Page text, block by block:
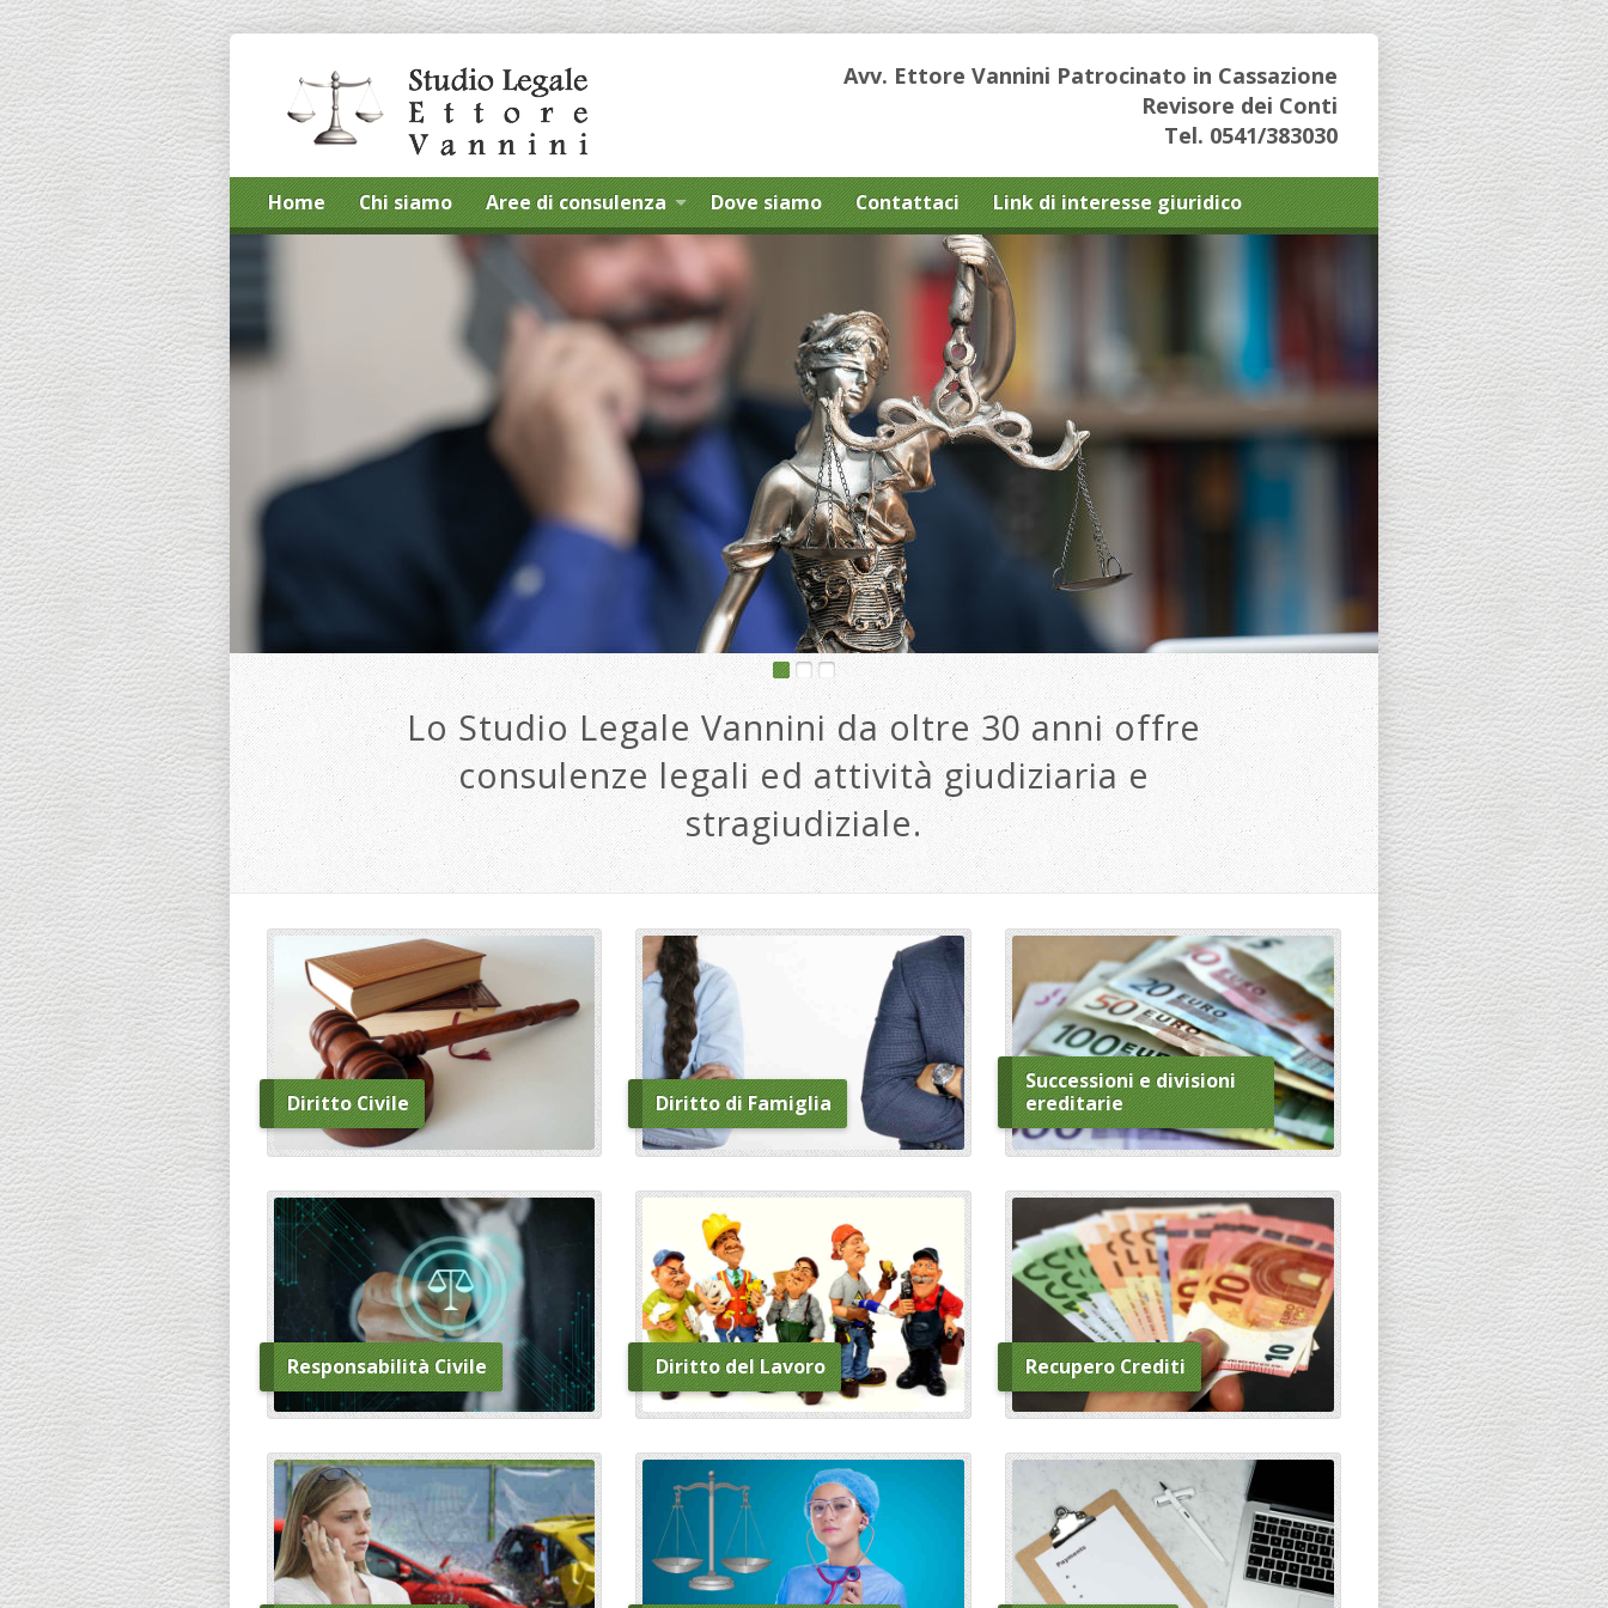
Avv. Ettore Vannini Patrocinato in Cassazione
Revisore dei Conti
Tel. 0541/383030
Home Chi siamo Aree di consulenza Dove siamo Contattaci Link di interesse giuridico
Lo Studio Legale Vannini da oltre 30 anni offre
consulenze legali ed attività giudiziaria e
stragiudiziale.
Diritto Civile Diritto di Famiglia
Successioni e divisioni
ereditarie
Responsabilità Civile Diritto del Lavoro Recupero Crediti